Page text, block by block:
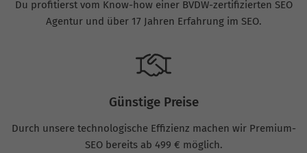
Du profitierst vom Know-how einer BVDW-zertifizierten SEO
Agentur und über 17 Jahren Erfahrung im SEO.
Günstige Preise
Durch unsere technologische Effizienz machen wir Premium-
SEO bereits ab 499 € möglich.